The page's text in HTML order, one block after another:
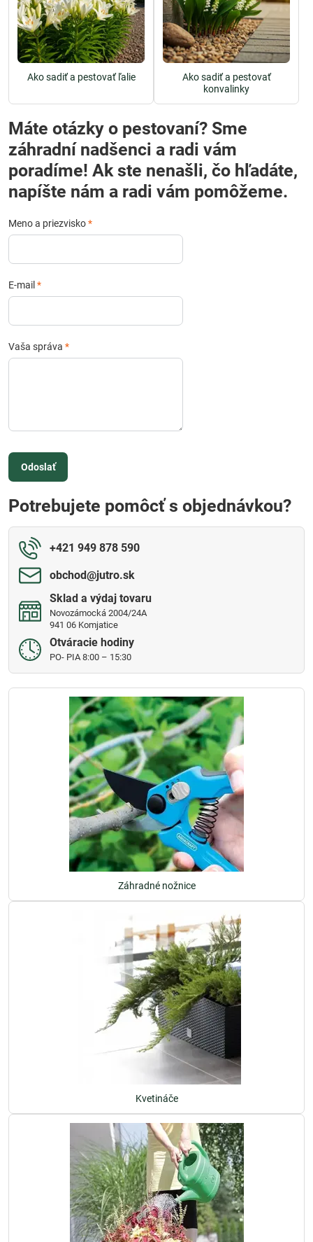
Ako sadiť a pestovať ľalie
Ako sadiť a pestovať
konvalinky
Máte otázky o pestovaní? Sme
záhradní nadšenci a radi vám
poradíme! Ak ste nenašli, čo hľadáte,
napíšte nám a radi vám pomôžeme.
Meno a priezvisko*
E-mail *
Vaša správa *
Odoslať
Potrebujete pomôcť s objednávkou?
+421 949 878 590
obchod​@jutro​.sk
Sklad a výdaj tovaru
Novozámocká 2004/24A
941 06 Komjatice
Otváracie hodiny
PO- PIA 8:00 – 15:30
Záhradné nožnice
Kvetináče